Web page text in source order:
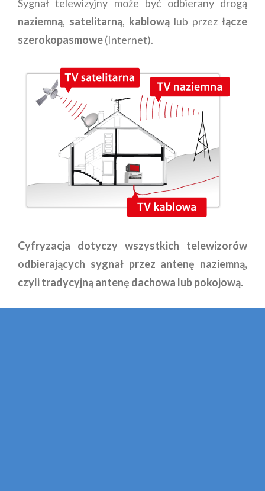
Sygnał telewizyjny może być odbierany drogą
naziemną, satelitarną, kablową lub przez łącze
szerokopasmowe(Internet).
Cyfryzacja dotyczy wszystkich telewizorów
odbierających sygnał przez antenę naziemną,
czyli tradycyjną antenę dachowa lub pokojową.